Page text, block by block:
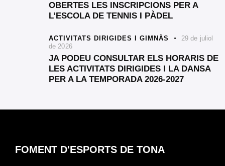
OBERTES LES INSCRIPCIONS PER A
L’ESCOLA DE TENNIS I PÀDEL
ACTIVITATS DIRIGIDES I GIMNÀS
29 de juliol
de 2026
JA PODEU CONSULTAR ELS HORARIS DE
LES ACTIVITATS DIRIGIDES I LA DANSA
PER A LA TEMPORADA 2026-2027
FOMENT D'ESPORTS DE TONA